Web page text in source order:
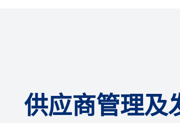
供应商管理及